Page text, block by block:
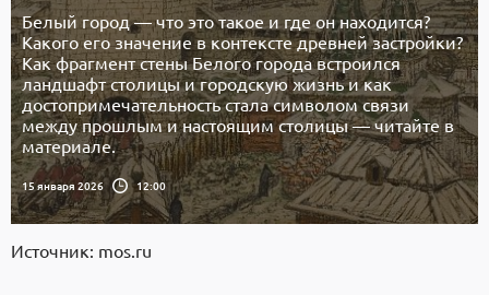
Белый город — что это такое и где он находится?
Какого его значение в контексте древней застройки?
Как фрагмент стены Белого города встроился
ландшафт столицы и городскую жизнь и как
достопримечательность стала символом связи
между прошлым и настоящим столицы — читайте в
материале.
15 января 2026 12:00
Источник: mos.ru